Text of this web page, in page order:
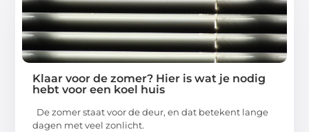
Klaar voor de zomer? Hier is wat je nodig
hebt voor een koel huis
De zomer staat voor de deur, en dat betekent lange
dagen met veel zonlicht.